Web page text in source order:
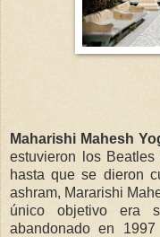
Maharishi Mahesh
estuvieron los
hasta que se dieron
ashram, Mararishi
único objetivo era
abandonado en